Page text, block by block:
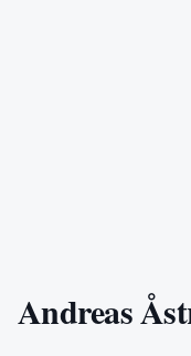
Andreas